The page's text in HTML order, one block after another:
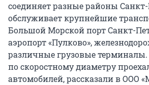
соединяет разные районы Санкт-
обслуживает крупнейшие
Большой Морской порт Санкт-
аэропорт «Пулково»,
различные грузовые
по скоростному диаметру
автомобилей, рассказали в ООО